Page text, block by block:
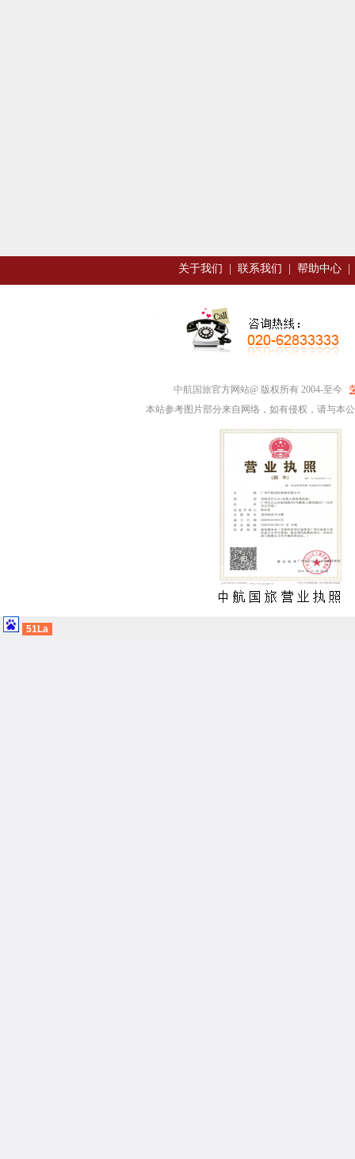
关于我们 联系我们 帮助中心
中航国旅官方网站@ 版权所有 2004-至今
本站参考图片部分来自网络，如有侵权，请与本
51La